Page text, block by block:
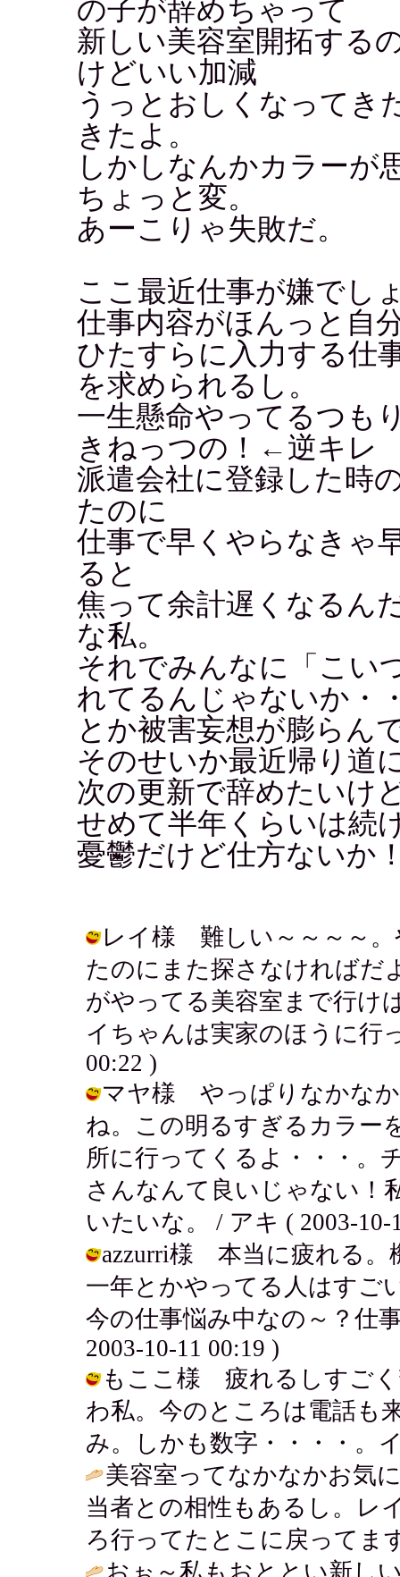
の子が辞めちゃって
新しい美容室開拓する
けどいい加減
うっとおしくなってき
きたよ。
しかしなんかカラーが
ちょっと変。
あーこりゃ失敗だ。
ここ最近仕事が嫌でし
仕事内容がほんっと自
ひたすらに入力する仕
を求められるし。
一生懸命やってるつも
きねっつの！←逆キレ
派遣会社に登録した時
たのに
仕事で早くやらなきゃ
ると
焦って余計遅くなるん
な私。
それでみんなに「こい
れてるんじゃないか・
とか被害妄想が膨らん
そのせいか最近帰り道
次の更新で辞めたいけ
せめて半年くらいは続
憂鬱だけど仕方ないか
レイ様 難しい～～～～。
たのにまた探さなければだ
がやってる美容室まで行け
イちゃんは実家のほうに行
00:22 )
マヤ様 やっぱりなかなか
ね。この明るすぎるカラー
所に行ってくるよ・・・。
さんなんて良いじゃない！
いたいな。 / アキ ( 2003-10-
azzurri様 本当に疲れる。
一年とかやってる人はすご
今の仕事悩み中なの～？仕
2003-10-11 00:19 )
もここ様 疲れるしすごく
わ私。今のところは電話も
み。しかも数字・・・・。
美容室ってなかなかお気
当者との相性もあるし。レ
ろ行ってたとこに戻ってま
おぉ～私もおととい新し